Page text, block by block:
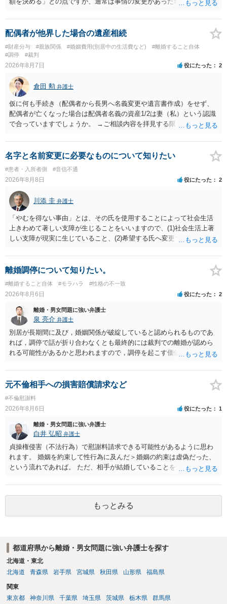
来なかった事情の変更により双方協議の上増減出来る」と「通知義務
に勤務先」が含まれているので、私に収入が入った事は相手に通知が
行く事になり、上記のような文言が無くても養育費の見直しは適宜出
来るかと思うのですが違うのでしょうか？との点はそのとおりかと思
います。養育費は事情の変更があった場合に変更するので毎年見直す
配偶者が他界した場合の遺産相続
#財産分与 #親族関係 #婚姻費用(別居中の生活費など)
#離婚すること自体
#調停
#裁判
2026年8月7日 役にたった 2
倉田 勲 弁護士
仮に何も手続き（配偶者から長男へ名義変更や遺言書作成）をせず、
配偶者が亡くなった場合は配偶者名義の資産1/2は妻（私）という認識
で合っていますでしょうか。 →ご相談内容を拝見する限りでは、その
完全に所有する場合は、他の相続人に対して自宅の評価額の１/２の代
償金の支払いが必要になります。
名字と名前変更に必要なものについて知りたい
#患者・入所者側 #音信不通
2026年8月8日 役にたった 2
川添 圭 弁護士
「やむを得ない事由」とは、その氏を使用することによって社会生活
上きわめて著しい支障が生じることをいいますので、(1)社会生活上著
しい支障が現実に生じていること、(2)希望する氏へ変更できればその
できるかどうかがポイントです。 記録中に現れた一切の事情が判断対
象ですので、上記(1)と(2)を説明できる資料は全て（ただし理路整然
に）提出することが必要になります。「フラッシュバック」とのこと
なので、例えば、医学上確立されているPTSDの診断基準に合致した説
明とそれに沿う資料の提出が必要になってくるように思います。 精神
的・心理的な理由の氏変更は様々な意味でハードルがかなり高く、弁
護士へ依頼しても苦労することが強く予想されるところです。、もし
本人申立てをお考えであれば、医学知識はもちろん法律知識も要求さ
れますので、性急な申立てをせず、知識と資料をしっかりと揃えて、
万全の体制で申立てに臨んだ方がよいと思われます。
離婚調停について知りたい。
#離婚すること自体 #モラハラ #性格の不一致
2026年8月6日 役にたった 2
離婚・男女問題に強い弁護士
泉 亮介 弁護士
別居が長期間に及び，婚姻関係が破綻していると認められるものであ
れば，調停で話が折り合わなくとも最終的には裁判での離婚が認めら
れる可能性があるかと思われますので，調停を起こす価値はあるよう
は調停が成立するということはないため，相手が合意するメリットを
だしてでも調停で終わらせるよう努めるのか，裁判離婚を見据えて調
停での離婚に固執しないかいずれかの対応は必要となるかと思われま
す。 お一人で対応するのは難しい側面もありますので弁護士を立てる
ことを検討されると良いかと思われます。
元不倫相手への損害賠償請求など
#不倫慰謝料
2026年8月6日 役にたった 1
離婚・男女問題に強い弁護士
白井 弘昭 弁護士
貞操権侵害（不法行為）で慰謝料請求できる可能性があるように思わ
れます。 婚姻を約束して性行為に及んだ＞婚姻の約束は虚偽だった、
という流れであれば。 ただ、相手が結婚していることを知って行為に
性も認められそうですので、あまり慰謝料は高額にならないように思
われます。 一度、最寄りの弁護士に相談してみてください。
もっとみる
都道府県から離婚・男女問題に強い弁護士を探す
北海道・東北
北海道
青森県 岩手県 宮城県 秋田県 山形県 福島県
関東
東京都
神奈川県 千葉県 埼玉県 茨城県 栃木県 群馬県